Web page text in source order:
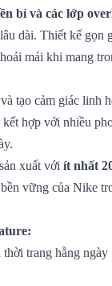
bỉ và các lớp
dài. Thiết kế gọn
mái khi mang
tạo cảm giác linh
hợp với nhiều
xuất với ít nhất
vững của Nike
trang hằng ngày